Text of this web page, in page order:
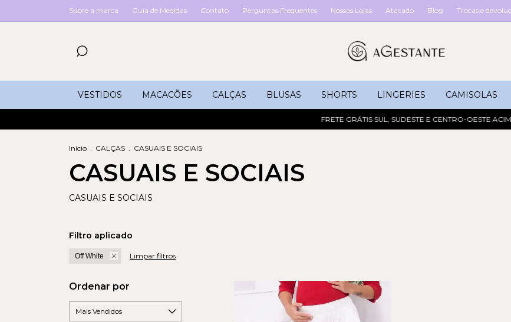
Sobre a marca Guia de Medidas Contato Perguntas Frequentes Nossas Lojas Atacado Blog Trocas e
VESTIDOS MACACÕES CALÇAS BLUSAS SHORTS LINGERIES CAMISOLAS
FRETE GRÁTIS SUL, SUDESTE E CENTRO-OESTE
Início CALÇAS CASUAIS E SOCIAIS
CASUAIS E SOCIAIS
CASUAIS E SOCIAIS
Filtro aplicado
Off White Limpar filtros
Ordenar por